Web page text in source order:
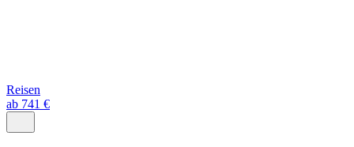
Reisen
ab 741 €